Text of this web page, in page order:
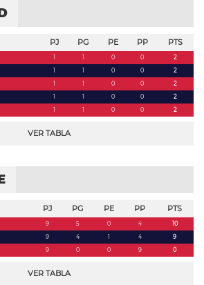
PJ PG PE PP PTS
1 1 0 0
2
1 1 0 0
2
1 1 0 0
2
1 1 0 0
2
1 1 0 0 2
VER TABLA
PJ PG PE PP PTS
9 5 0 4
10
9 4 1 4
9
9 0 0 9 0
VER TABLA